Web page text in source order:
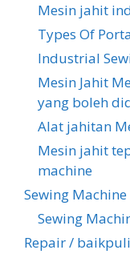
Mesin jahit
Types Of
Industrial
Mesin Jahit
yang boleh
Alat jahitan
Mesin jahit
machine
Sewing
Sewing
Repair /